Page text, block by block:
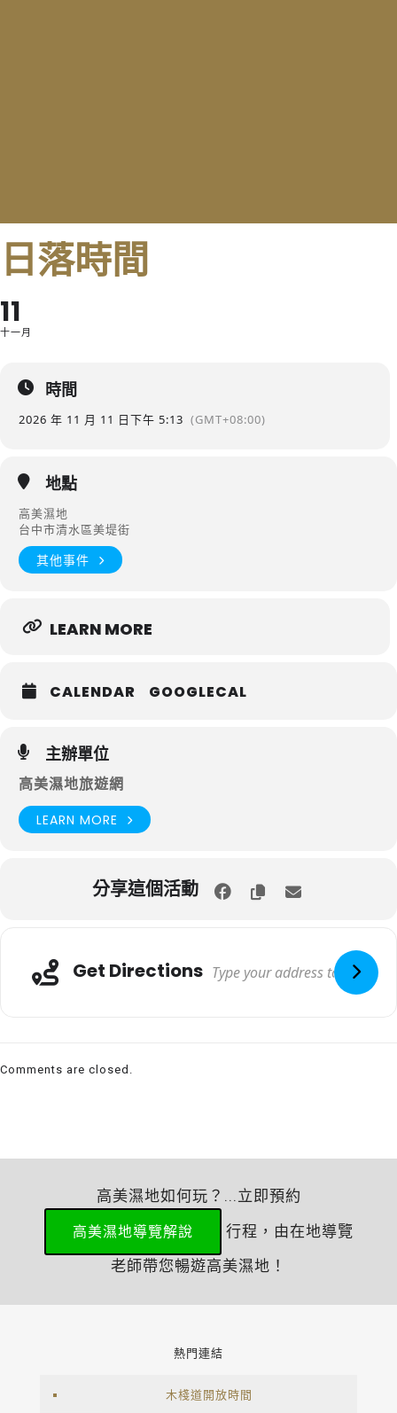
日落時間
11
十一月
時間
2026 年 11 月 11 日下午 5:13 (GMT+08:00)
地點
高美濕地
台中市清水區美堤街
其他事件
LEARN MORE
CALENDAR GOOGLECAL
主辦單位
高美濕地旅遊網
LEARN MORE
分享這個活動
Get Directions
Comments are closed.
高美濕地如何玩？...立即預約
高美濕地導覽解說
行程，由在地導覽
老師帶您暢遊高美濕地！
熱門連結
木棧道開放時間